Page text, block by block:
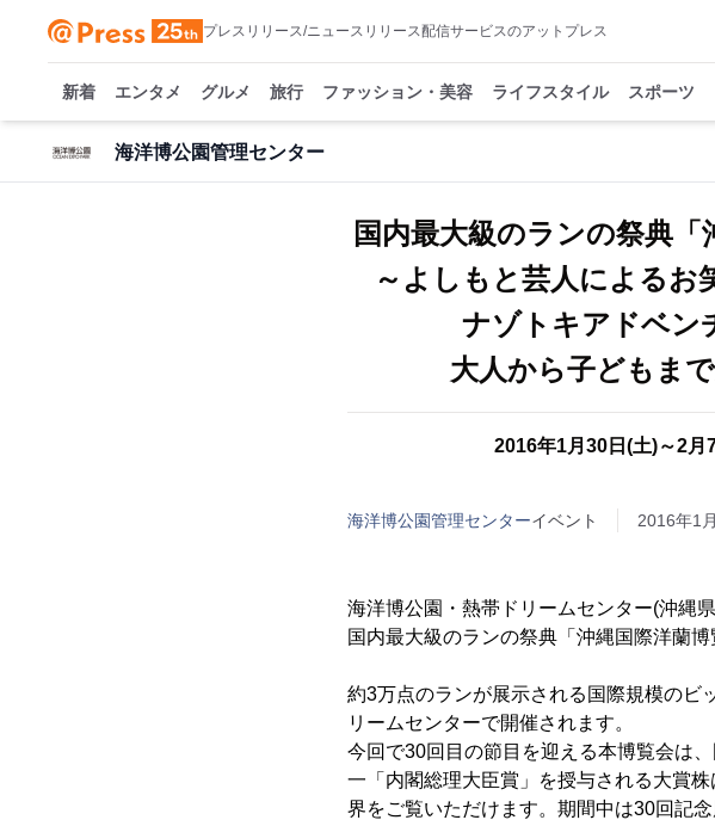
プレスリリース/ニュースリリース配信サービスのアットプレス
新着 エンタメ グルメ 旅行 ファッション・美容 ライフスタイル スポーツ
海洋博公園管理センター
国内最大級のランの祭典「
～よしもと芸人によるお
ナゾトキアドベン
大人から子どもま
2016年1月30日(土)～2月
海洋博公園管理センターイベント 2016年1
海洋博公園・熱帯ドリームセンター(沖縄
国内最大級のランの祭典「沖縄国際洋蘭博
約3万点のランが展示される国際規模のビ
リームセンターで開催されます。
今回で30回目の節目を迎える本博覧会は
一「内閣総理大臣賞」を授与される大賞
界をご覧いただけます。期間中は30回記